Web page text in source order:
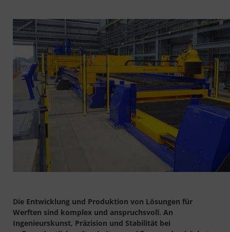
Die Entwicklung und Produktion von Lösungen für
Werften sind komplex und anspruchsvoll. An
Ingenieurskunst, Präzision und Stabilität bei